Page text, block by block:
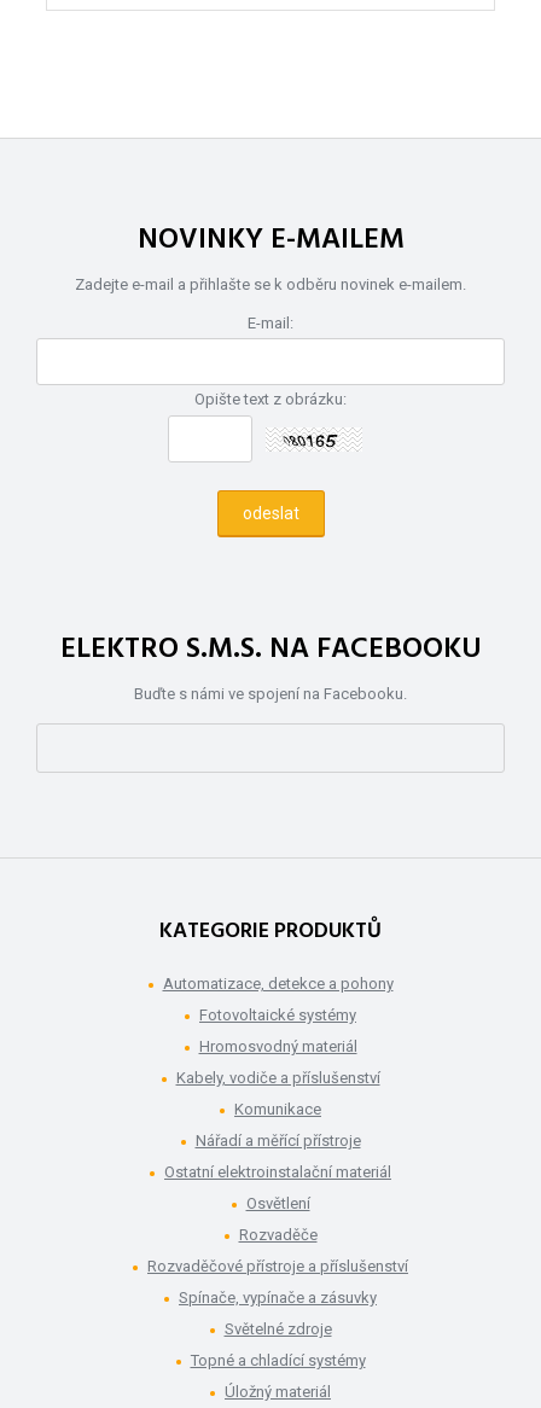
NOVINKY E-MAILEM
Zadejte e-mail a přihlašte se k odběru novinek e-mailem.
E-mail:
Opište text z obrázku:
ELEKTRO S.M.S. NA FACEBOOKU
Buďte s námi ve spojení na Facebooku.
KATEGORIE PRODUKTŮ
Automatizace, detekce a pohony
Fotovoltaické systémy
Hromosvodný materiál
Kabely, vodiče a příslušenství
Komunikace
Nářadí a měřící přístroje
Ostatní elektroinstalační materiál
Osvětlení
Rozvaděče
Rozvaděčové přístroje a příslušenství
Spínače, vypínače a zásuvky
Světelné zdroje
Topné a chladící systémy
Úložný materiál